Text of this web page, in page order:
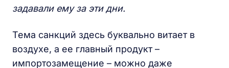
задавали ему за эти дни.
Тема санкций здесь буквально витает в
воздухе, а ее главный продукт –
импортозамещение – можно даже